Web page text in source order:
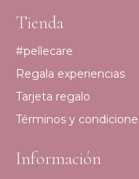
Tienda
#pellecare
Regala experiencias
Tarjeta regalo
Términos y
Información